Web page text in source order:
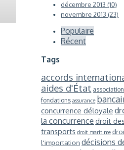
décembre 2013 (10)
novembre 2013 (23)
Populaire
Récent
Tags
accords
aides d'État
fondations assurance
concurrence déloyale
la concurrence droit des
transports droit maritime
l'importation décisions